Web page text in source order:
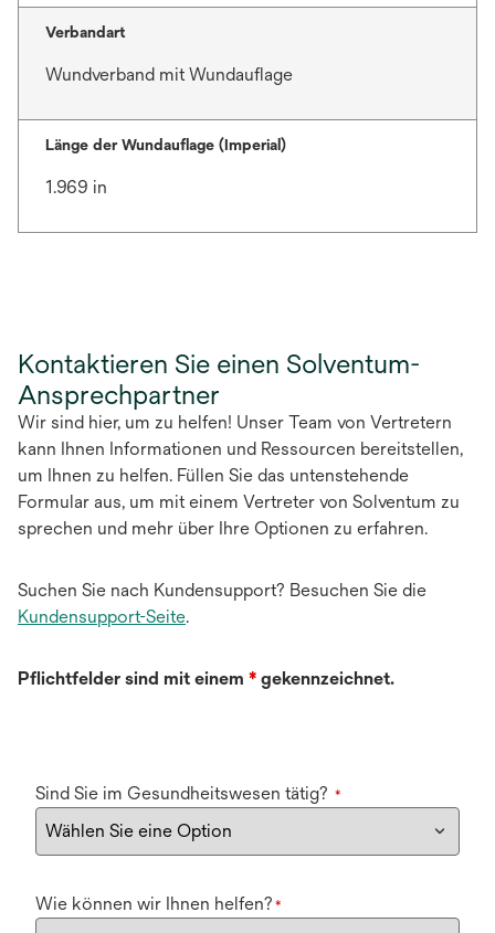
Verbandart
Wundverband mit Wundauflage
Länge der Wundauflage (Imperial)
1.969 in
Kontaktieren Sie einen Solventum-
Ansprechpartner
Wir sind hier, um zu helfen! Unser Team von Vertretern
kann Ihnen Informationen und Ressourcen bereitstellen,
um Ihnen zu helfen. Füllen Sie das untenstehende
Formular aus, um mit einem Vertreter von Solventum zu
sprechen und mehr über Ihre Optionen zu erfahren.
Suchen Sie nach Kundensupport? Besuchen Sie die
Kundensupport-Seite.
Pflichtfelder sind mit einem * gekennzeichnet.
Sind Sie im Gesundheitswesen tätig? *
Wie können wir Ihnen helfen? *